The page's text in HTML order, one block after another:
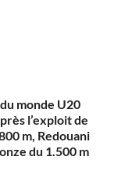
monde U20
l’exploit de
m, Redouani
du 1.500 m